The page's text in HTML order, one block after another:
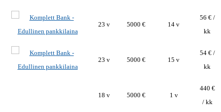
23 v 5000 € 14 v
56 € /
kk
23 v 5000 € 15 v
54 € /
kk
18 v 5000 € 1 v
440 €
/ kk